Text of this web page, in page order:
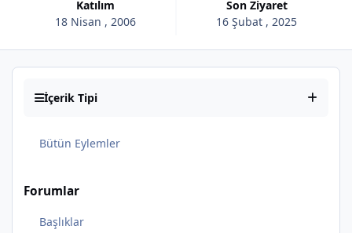
Katılım
18 Nisan , 2006
Son Ziyaret
16 Şubat , 2025
İçerik Tipi
Bütün Eylemler
Forumlar
Başlıklar